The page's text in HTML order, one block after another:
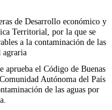
de Desarrollo económico y
Territorial, por la que se
a la contaminación de las
agraria
aprueba el Código de Buenas
Autónoma del País
de las aguas por